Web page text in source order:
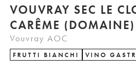
VOUVRAY SEC LE
Vouvray AOC
FRUTTI BIANCHI VINO